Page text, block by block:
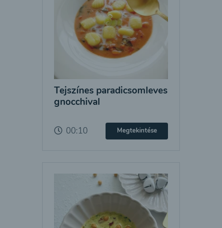
Tejszínes paradicsomleves
gnocchival
00:10 Megtekintése